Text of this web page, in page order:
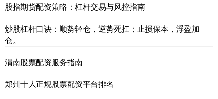
股指期货配资策略：杠杆交易与风控指南
炒股杠杆口诀：顺势轻仓，逆势死扛；止损保本，浮盈加
仓。
渭南股票配资服务指南
郑州十大正规股票配资平台排名